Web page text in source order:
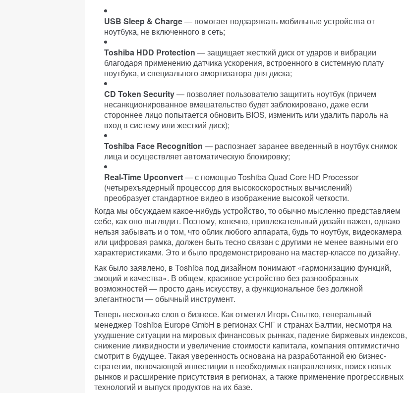
USB Sleep & Charge— помогает подзаряжать мобильные устройства от
ноутбука, не включенного в сеть;
Toshiba HDD Protection — защищает жесткий диск от ударов и вибрации
благодаря применению датчика ускорения, встроенного в системную плату
ноутбука, и специального амортизатора для диска;
CD Token Security— позволяет пользователю защитить ноутбук (причем
несанкционированное вмешательство будет заблокировано, даже если
стороннее лицо попытается обновить BIOS, изменить или удалить пароль на
вход в систему или жесткий диск);
Toshiba Face Recognition — распознает заранее введенный в ноутбук снимок
лица и осуществляет автоматическую блокировку;
Real-Time Upconvert— с помощью Toshiba Quad Core HD Processor
(четырехъядерный процессор для высокоскоростных вычислений)
преобразует стандартное видео в изображение высокой четкости.
Когда мы обсуждаем какое-нибудь устройство, то обычно мысленно представляем
себе, как оно выглядит. Поэтому, конечно, привлекательный дизайн важен, однако
нельзя забывать и о том, что облик любого аппарата, будь то ноутбук, видеокамера
или цифровая рамка, должен быть тесно связан с другими не менее важными его
характеристиками. Это и было продемонстрировано на мастер-классе по дизайну.
Как было заявлено, в Toshiba под дизайном понимают «гармонизацию функций,
эмоций и качества». В общем, красивое устройство без разнообразных
возможностей — просто дань искусству, а функциональное без должной
элегантности — обычный инструмент.
Теперь несколько слов о бизнесе. Как отметил Игорь Снытко, генеральный
менеджер Toshiba Europe GmbH в регионах СНГ и странах Балтии, несмотря на
ухудшение ситуации на мировых финансовых рынках, падение биржевых индексов,
снижение ликвидности и увеличение стоимости капитала, компания оптимистично
смотрит в будущее. Такая уверенность основана на разработанной ею бизнес-
стратегии, включающей инвестиции в необходимых направлениях, поиск новых
рынков и расширение присутствия в регионах, а также применение прогрессивных
технологий и выпуск продуктов на их базе.